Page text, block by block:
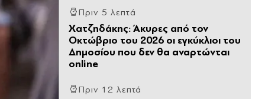
Πριν 5 λεπτά
Χατζηδάκης: Άκυρες από τον
Οκτώβριο του 2026 οι εγκύκλιοι του
Δημοσίου που δεν θα αναρτώνται
online
Πριν 12 λεπτά